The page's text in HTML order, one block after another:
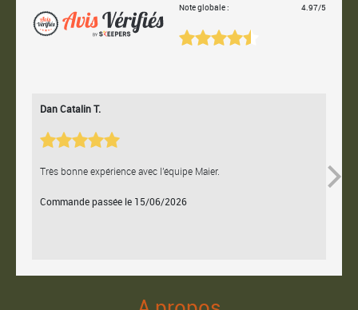
Note globale : 4.97/5
Dan Catalin T.
Très bonne expérience avec l'équipe Maier.
Commande passée le 15/06/2026